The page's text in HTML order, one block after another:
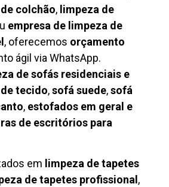
colchão, limpeza de
empresa de limpeza de
, oferecemos orçamento
ágil via WhatsApp.
desofás residenciais e
tecido,sofá suede,sofá
, estofados em geral e
de escritórios para
em limpeza de tapetes
de tapetes profissional ,